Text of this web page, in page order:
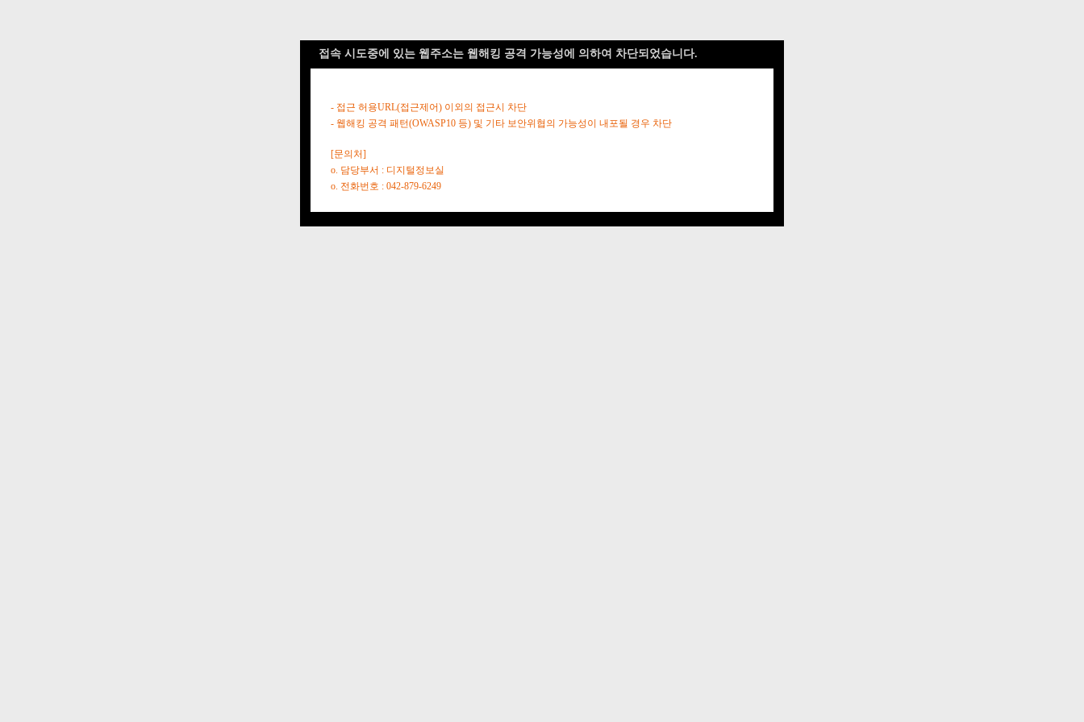
접속 시도중에 있는 웹주소는 웹해킹 공격 가능성에 의하여 차단되었습니다.
- 접근 허용URL(접근제어) 이외의 접근시 차단
- 웹해킹 공격 패턴(OWASP10 등) 및 기타 보안위협의 가능성이 내포될 경우 차단
[문의처]
o. 담당부서 : 디지털정보실
o. 전화번호 : 042-879-6249